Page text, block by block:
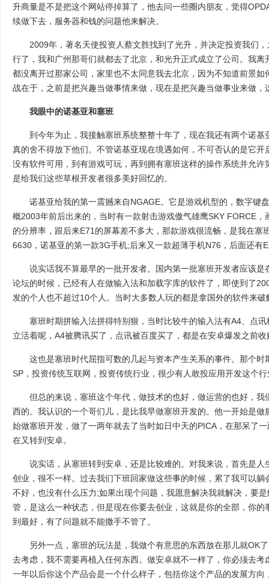
升商量是不是把这个网站停掉算了，他去问一些圈内朋友，觉得
续做下去，服务器和钱的问题他来解决。
2009年，著名天使投资人蔡文胜找到了光升，并决定投资我们，
行了，我和广州那哥们就都去了北京，和光升正式成立了公司。我
都没离开过那家公司，家里也不太同意我去北京，因为不知道前景
战在于，之前是把兴趣当做事情来做，现在是把兴趣当做事业来做，
我眼中的诺基亚和塞班
到今年为止，我接触塞班系统整整十年了，现在我还有两个诺基
真的舍不得放下他们。不管诺基亚现在境遇如何，不可否认的是它
没有软件可用，到有游戏可玩，再到拥有塞班这样的操作系统并允
是给我们这些草根开发者很多美好回忆的。
诺基亚给我的第一震撼来自NGAGE。它是游戏机型的，数字键
概2003年前后出来的，当时有一款射击游戏傲气雄鹰SKY FORCE
的分辨率，跟后来E71的屏幕差不多大，那款游戏很流畅，是我在塞
6630，诺基亚的第一款3G手机;后来又一款超薄手机N76，后面还有
说实话我不算最早的一批开发者。国内第一批塞班开发者应该是
论坛的时候，已经有人在做输入法和加载字库的软件了，即使到了
发的个人也不超过10个人。当时大多数人玩的都是拿国外的软件来
塞班时期拼输入法拼得特别狠，当时比较牛的输入法有A4、点讯
立活着呢，A4被腾讯买了，点讯被百度买了，都是在安卓爆发之前收
这也是塞班时代屈指可数的几起与资本产生关系的事件。那个时
SP，投资传统互联网，投资传统行业，很少有人敢投应用开发这个
但总的来说，塞班这个年代，做技术的也好，做运营的也好，我
西的。我认识的一个哥们儿，是比我早做塞班开发的。他一开始是
始做塞班开发，做了一两年就去了当时如日中天的PICA，在那呆了
在又转到安卓。
说实话，从塞班转到安卓，还是比较难的。对我来说，首先是人
创业，很不一样。过去我们下班回家做这些事的时候，累了我可以
不好，也没有什么压力;如果出现个问题，我愿意解决我就解决，要
管，是这么一种状态，但是现在你要去创业，这就是你的全部，你
到最好，有了问题就不能撒手不管了。
另外一点，塞班的玩法是，我做个有意思的东西放在那儿就OK了
去考虑，我不需要再植入任何东西。做安卓就不一样了，你必须去
一年以后你这个产品会是一个什么样子，包括你这个产品的发展方